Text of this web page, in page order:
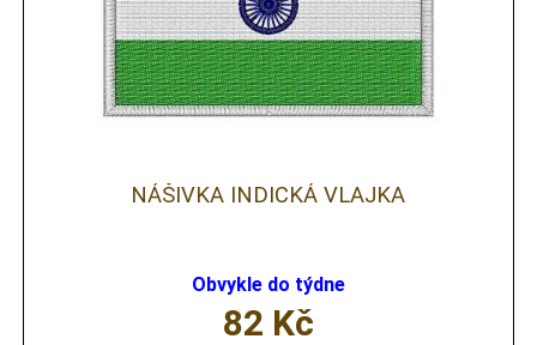
NÁŠIVKA INDICKÁ VLAJKA
Obvykle do týdne
82 Kč